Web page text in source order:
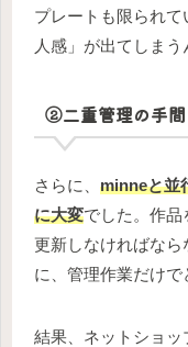
プレートも限られ
人感」が出てしまう
②二重管理の手間
さらに、 minneと並
に大変でした。作
更新しなければな
に、管理作業だけで
結果、ネットショ